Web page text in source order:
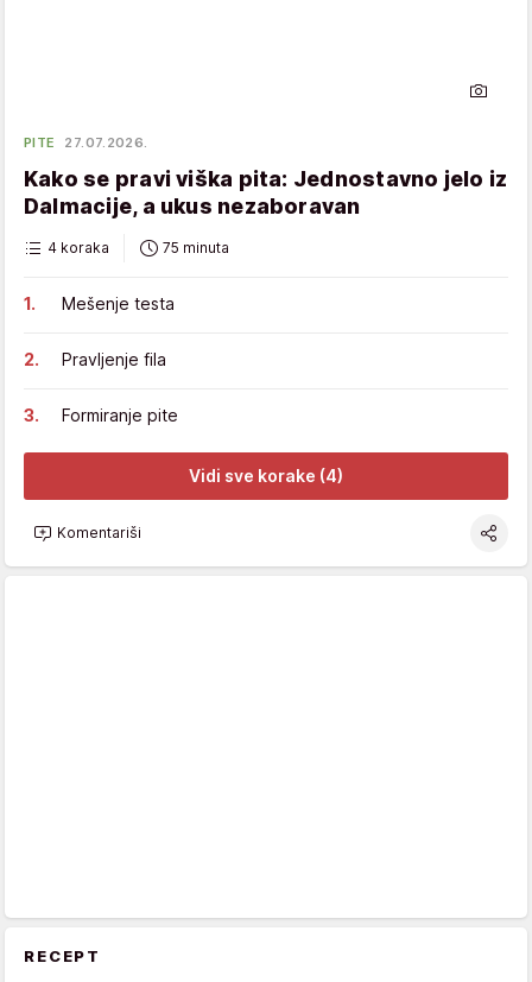
PITE 27.07.2026.
Kako se pravi viška pita: Jednostavno jelo iz
Dalmacije, a ukus nezaboravan
4 koraka 75 minuta
Mešenje testa
Pravljenje fila
Formiranje pite
Vidi sve korake (4)
Komentariši
RECEPT